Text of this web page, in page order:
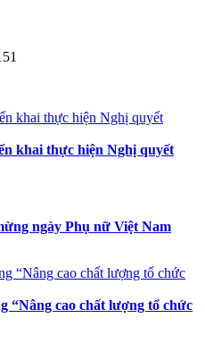
giảm, hỗ trợ học phí, hỗ trợ
lĩnh vực giáo dục, đào tạo
của Bộ Giáo dục và Đào tạo:
liệu thuộc lĩnh vực giáo dục và
khai thực hiện Nghị quyết
ngày Phụ nữ Việt Nam
“Nâng cao chất lượng tổ chức